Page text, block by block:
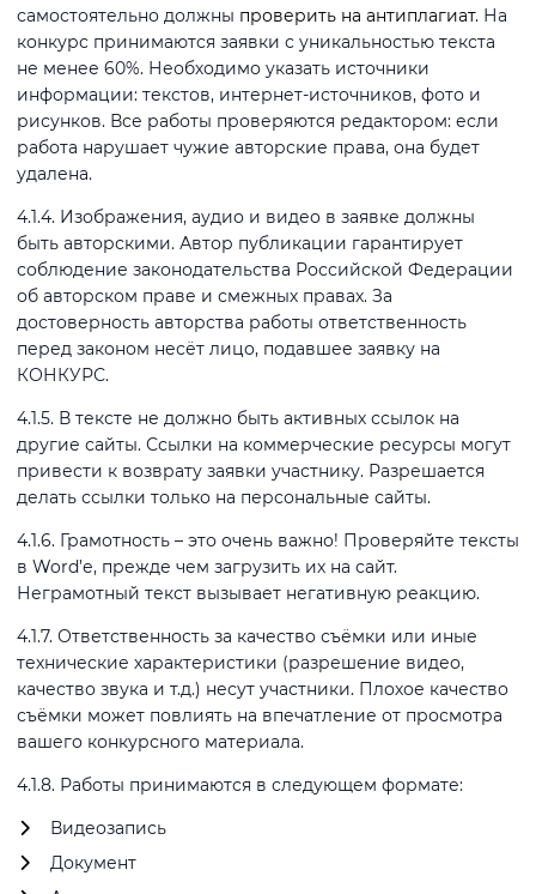
самостоятельно должны проверить на антиплагиат. На
конкурс принимаются заявки с уникальностью текста
не менее 60%. Необходимо указать источники
информации: текстов, интернет-источников, фото и
рисунков. Все работы проверяются редактором: если
работа нарушает чужие авторские права, она будет
удалена.
4.1.4. Изображения, аудио и видео в заявке должны
быть авторскими. Автор публикации гарантирует
соблюдение законодательства Российской Федерации
об авторском праве и смежных правах. За
достоверность авторства работы ответственность
перед законом несёт лицо, подавшее заявку на
КОНКУРС.
4.1.5. В тексте не должно быть активных ссылок на
другие сайты. Ссылки на коммерческие ресурсы могут
привести к возврату заявки участнику. Разрешается
делать ссылки только на персональные сайты.
4.1.6. Грамотность – это очень важно! Проверяйте тексты
в Word’е, прежде чем загрузить их на сайт.
Неграмотный текст вызывает негативную реакцию.
4.1.7. Ответственность за качество съёмки или иные
технические характеристики (разрешение видео,
качество звука и т.д.) несут участники. Плохое качество
съёмки может повлиять на впечатление от просмотра
вашего конкурсного материала.
4.1.8. Работы принимаются в следующем формате:
Видеозапись
Документ